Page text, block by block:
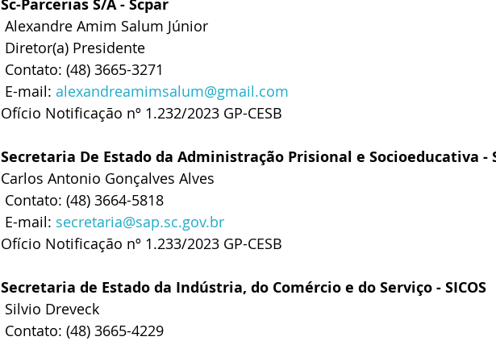
Sc-Parcerias S/A - Scpar
Alexandre Amim Salum Júnior
Diretor(a) Presidente
Contato: (48) 3665-3271
E-mail: alexandreamimsalum@gmail.com
Ofício Notificação nº 1.232/2023 GP-CESB
Secretaria De Estado da Administração Prisional e Socioeducativa -
Carlos Antonio Gonçalves Alves
Contato: (48) 3664-5818
E-mail: secretaria@sap.sc.gov.br
Ofício Notificação nº 1.233/2023 GP-CESB
Secretaria de Estado da Indústria, do Comércio e do Serviço - SICOS
Silvio Dreveck
Contato: (48) 3665-4229